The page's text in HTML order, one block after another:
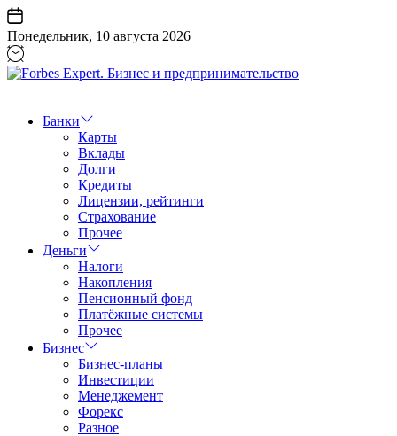
Перейти
к
содержанию
Понедельник, 10 августа 2026
Бизнес
предпринимательство
Банки
Карты
Вклады
Долги
Кредиты
Лицензии, рейтинги
Страхование
Прочее
Деньги
Налоги
Накопления
Пенсионный фонд
Платёжные системы
Прочее
Бизнес
Бизнес-планы
Инвестиции
Менеджемент
Форекс
Разное